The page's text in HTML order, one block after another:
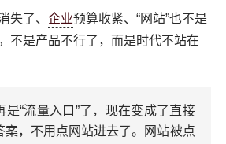
失了、企业预算收紧、“网站”也不是
不是产品不行了，而是时代不站在
是“流量入口”了，现在变成了直接
案，不用点网站进去了。网站被点